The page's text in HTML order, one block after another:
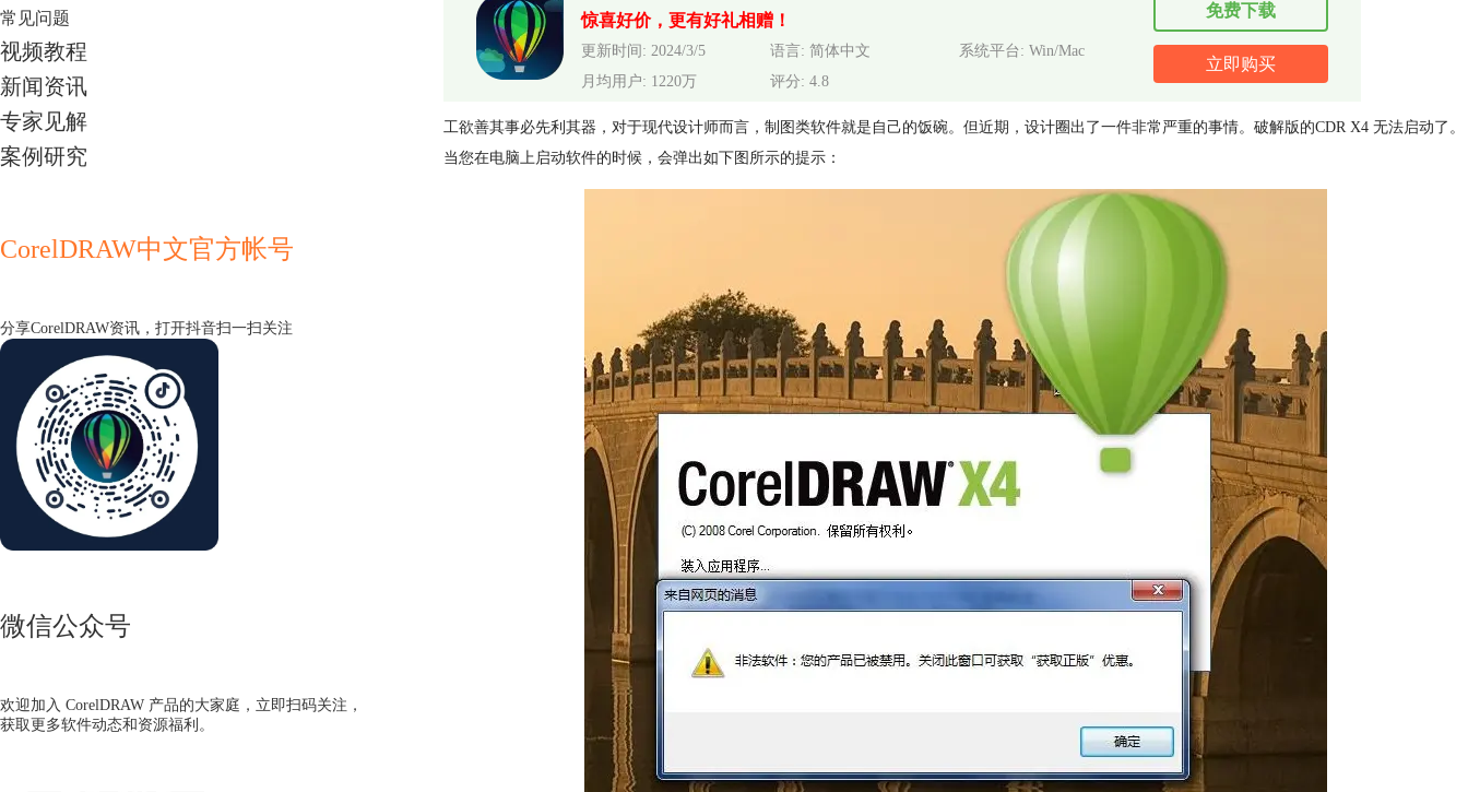
常见问题
视频教程
新闻资讯
专家见解
案例研究
CorelDRAW中文官方帐号
分享CorelDRAW资讯，打开抖音扫一扫关注
微信公众号
欢迎加入 CorelDRAW 产品的大家庭，立即扫码关注，
获取更多软件动态和资源福利。
惊喜好价，更有好礼相赠！
更新时间: 2024/3/5 语言: 简体中文
系统平台: Win/Mac
月均用户: 1220万
评分: 4.8
免费下载
立即购买
工欲善其事必先利其器，对于现代设计师而言，制图类软件就是自己的饭碗。但近期，设计圈出了一件非常严重的事情。破解版的CDR X4 无法启动了。
当您在电脑上启动软件的时候，会弹出如下图所示的提示：